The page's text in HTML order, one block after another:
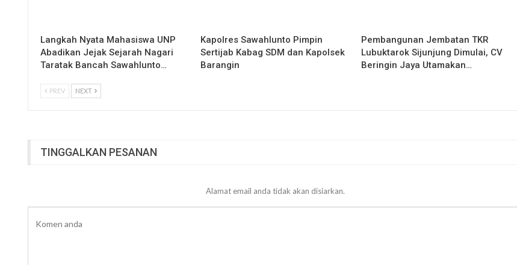
Langkah Nyata Mahasiswa UNP
Abadikan Jejak Sejarah Nagari
Taratak Bancah Sawahlunto…
Kapolres Sawahlunto Pimpin
Sertijab Kabag SDM dan Kapolsek
Barangin
Pembangunan Jembatan TKR
Lubuktarok Sijunjung Dimulai, CV
Beringin Jaya Utamakan…
PREV NEXT
TINGGALKAN PESANAN
Alamat email anda tidak akan disiarkan.